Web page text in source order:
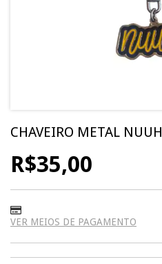
CHAVEIRO METAL NUUH
R$35,00
VER MEIOS DE PAGAMENTO